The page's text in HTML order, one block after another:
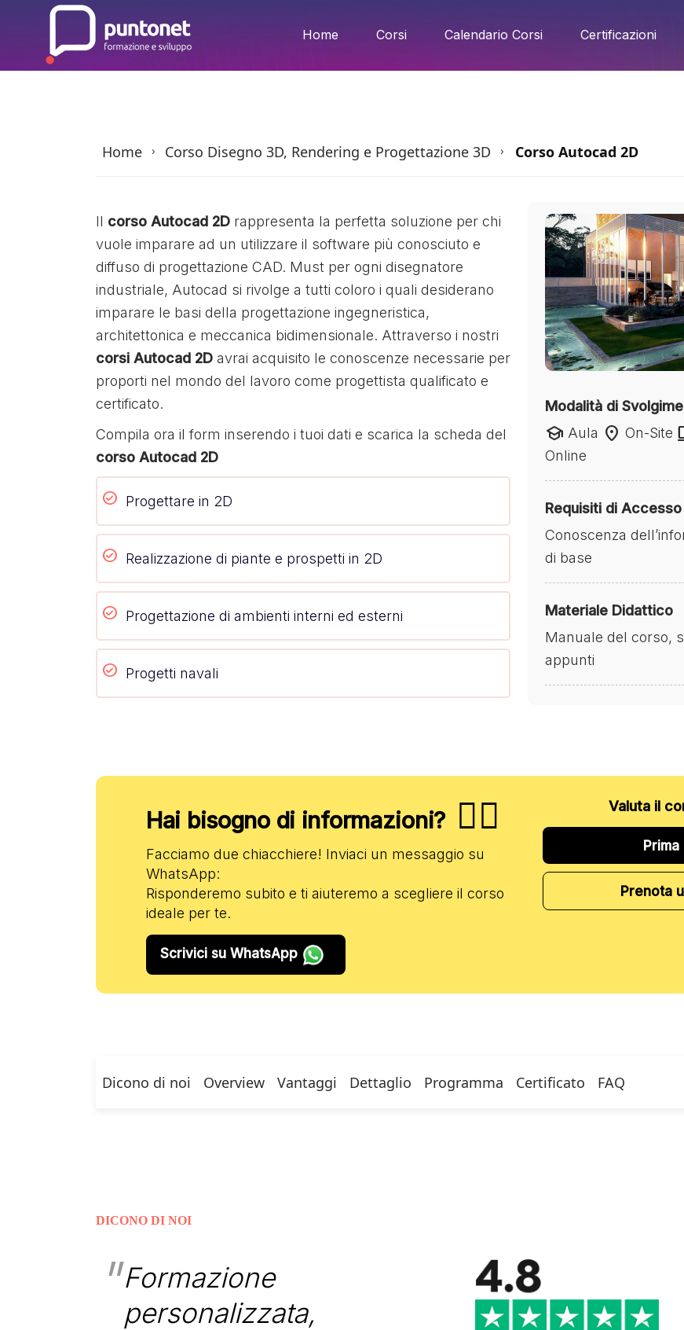
Home Corsi Calendario Corsi Certificazioni
Home › Corso Disegno 3D, Rendering e Progettazione 3D › Corso Autocad 2D
Il corso Autocad 2D rappresenta la perfetta soluzione per chi
vuole imparare ad un utilizzare il software più conosciuto e
diffuso di progettazione CAD. Must per ogni disegnatore
industriale, Autocad si rivolge a tutti coloro i quali desiderano
imparare le basi della progettazione ingegneristica,
architettonica e meccanica bidimensionale. Attraverso i nostri
corsi Autocad 2D avrai acquisito le conoscenze necessarie per
proporti nel mondo del lavoro come progettista qualificato e
certificato.
Compila ora il form inserendo i tuoi dati e scarica la scheda del
corso Autocad 2D
Progettare in 2D
Realizzazione di piante e prospetti in 2D
Progettazione di ambienti interni ed esterni
Progetti navali
Modalità di
school Aula location_on On-Site
Online
Requisiti di Accesso
Conoscenza
di base
Materiale Didattico
Manuale del corso,
appunti
Hai bisogno di informazioni? ✋🏻
Facciamo due chiacchiere! Inviaci un messaggio su
WhatsApp:
Risponderemo subito e ti aiuteremo a scegliere il corso
ideale per te.
Scrivici su WhatsApp
Valuta il
Prenota
Dicono di noi Overview Vantaggi Dettaglio Programma Certificato FAQ
DICONO DI NOI
Formazione
personalizzata,